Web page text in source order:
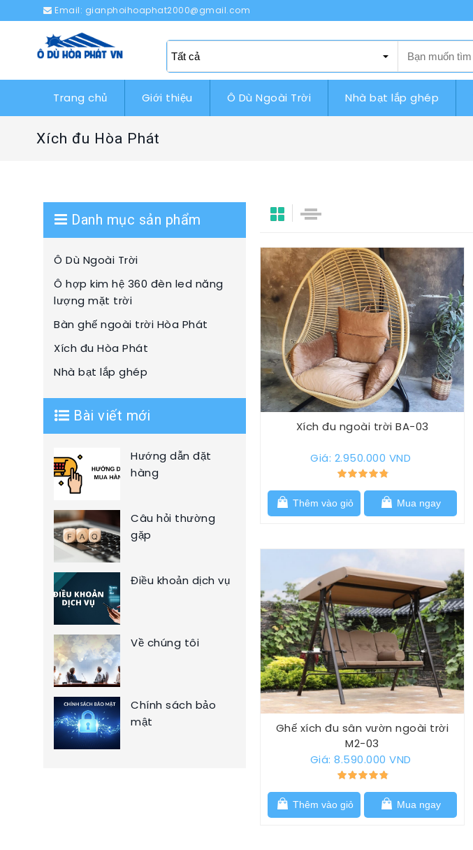
Email: gianphoihoaphat2000@gmail.com
Trang chủ Giới thiệu Ô Dù Ngoài Trời Nhà bạt lắp ghép
Xích đu Hòa Phát
Danh mục sản phẩm
Ô Dù Ngoài Trời
Ô hợp kim hệ 360 đèn led năng
lượng mặt trời
Bàn ghế ngoài trời Hòa Phát
Xích đu Hòa Phát
Nhà bạt lắp ghép
Bài viết mới
Hướng dẫn đặt
hàng
Câu hỏi thường
gặp
Điều khoản dịch vụ
Về chúng tôi
Chính sách bảo
mật
Xích đu ngoài trời BA-03
Giá: 2.950.000 VND
Thêm vào giỏ Mua ngay
Ghế xích đu sân vườn ngoài trời
M2-03
Giá: 8.590.000 VND
Thêm vào giỏ Mua ngay